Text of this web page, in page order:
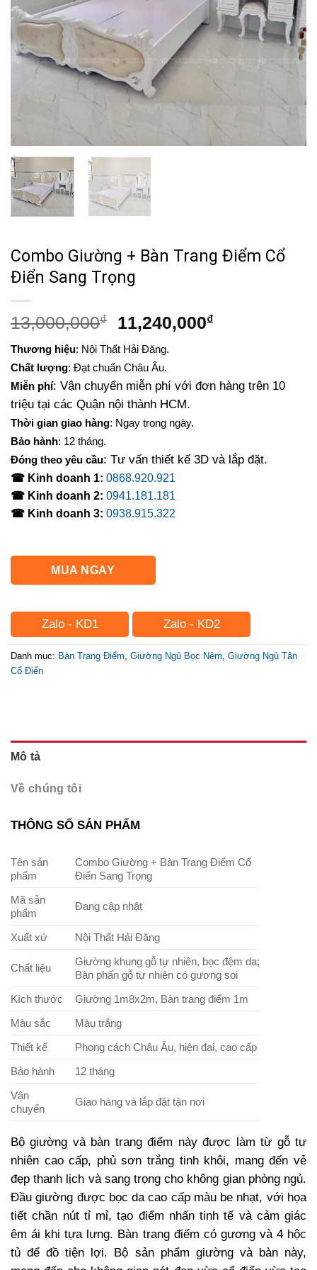
Combo Giường + Bàn Trang Điểm Cổ
Điển Sang Trọng
13,000,000₫
Giá
là:
13,000,000₫.
11,240,000₫Giá
11,240,000₫.
Thương hiệu: Nội Thất Hải Đăng.
Chất lượng: Đạt chuẩn Châu Âu.
Miễn phí: Vận chuyển miễn phí với đơn hàng trên 10
triệu tại các Quận nội thành HCM.
Thời gian giao hàng: Ngay trong ngày.
Bảo hành: 12 tháng.
Đóng theo yêu cầu: Tư vấn thiết kế 3D và lắp đặt.
☎ Kinh doanh 1: 0868.920.921
☎ Kinh doanh 2: 0941.181.181
☎ Kinh doanh 3: 0938.915.322
MUA NGAY
Zalo - KD1 Zalo - KD2
Danh mục: Bàn Trang Điểm Giường Ngủ Bọc Nệm Giường Ngủ Tân
Cổ Điển
Mô tả
Về chúng tôi
THÔNG SỐ SẢN PHẨM
Tên sản
phẩm
Combo Giường + Bàn Trang Điểm Cổ
Điển Sang Trọng
Mã sản
phẩm
Đang cập nhật
Xuất xứ Nội Thất Hải Đăng
Chất liệu
Giường khung gỗ tự nhiên, bọc đệm da;
Bàn phấn gỗ tự nhiên có gương soi
Kích thước
Giường 1m8x2m, Bàn trang điểm 1m
Màu sắc
Màu trắng
Thiết kế
Phong cách Châu Âu, hiện đại, cao cấp
Bảo hành
12 tháng
Vận
chuyển
Giao hàng và lắp đặt tận nơi
Bộ giường và bàn trang điểm này được làm từ gỗ tự
nhiên cao cấp, phủ sơn trắng tinh khôi, mang đến vẻ
đẹp thanh lịch và sang trọng cho không gian phòng ngủ.
Đầu giường được bọc da cao cấp màu be nhạt, với họa
tiết chần nút tỉ mỉ, tạo điểm nhấn tinh tế và cảm giác
êm ái khi tựa lưng. Bàn trang điểm có gương và 4 hộc
tủ để đồ tiện lợi. Bộ sản phẩm giường và bàn này,